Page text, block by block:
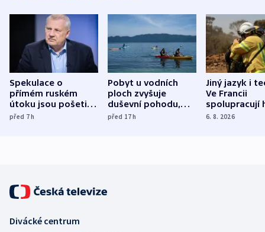
Spekulace o
přímém ruském
útoku jsou pošetilé,
míní estonský
před 7h
Pobyt u vodních
ploch zvyšuje
duševní pohodu,
ukázala
před 17h
Jiný jazyk i
Ve Francii
spolupracují
různých zemí
6. 8. 2026
Divácké centrum